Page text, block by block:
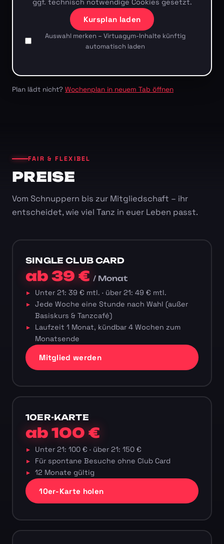
ggf. technisch notwendige Cookies gesetzt.
Kursplan laden
Auswahl merken – Virtuagym-Inhalte künftig
automatisch laden
Plan lädt nicht? Wochenplan in neuem Tab öffnen
FAIR & FLEXIBEL
PREISE
Vom Schnuppern bis zur Mitgliedschaft – ihr
entscheidet, wie viel Tanz in euer Leben passt.
SINGLE CLUB CARD
ab 39 €/ Monat
Unter 21: 39 € mtl. · über 21: 49 € mtl.
Jede Woche eine Stunde nach Wahl (außer
Basiskurs & Tanzcafé)
Laufzeit 1 Monat, kündbar 4 Wochen zum
Monatsende
Mitglied werden
10ER-KARTE
ab 100 €
Unter 21: 100 € · über 21: 150 €
Für spontane Besuche ohne Club Card
12 Monate gültig
10er-Karte holen